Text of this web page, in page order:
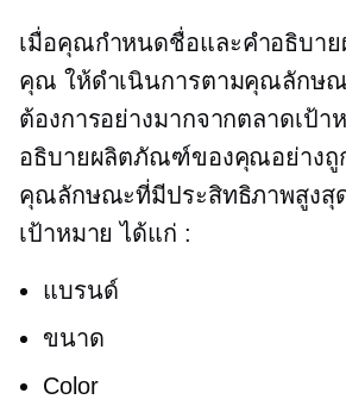
เมื่อคุณกำหนดชื่อและคำอธิบา
คุณ ให้ดำเนินการตามคุณลักษ
ต้องการอย่างมากจากตลาดเป้
อธิบายผลิตภัณฑ์ของคุณอย่างถู
คุณลักษณะที่มีประสิทธิภาพสูงสุ
เป้าหมาย ได้แก่ :
แบรนด์
ขนาด
Color